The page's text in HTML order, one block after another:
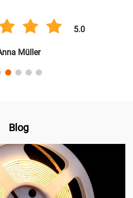
5.0
Müller
Blog